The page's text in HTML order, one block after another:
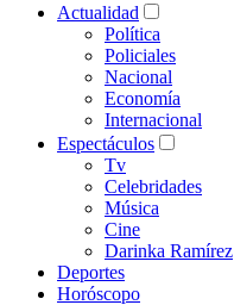
Actualidad
Política
Policiales
Nacional
Economía
Internacional
Espectáculos
Tv
Celebridades
Música
Cine
Darinka Ramírez
Deportes
Horóscopo